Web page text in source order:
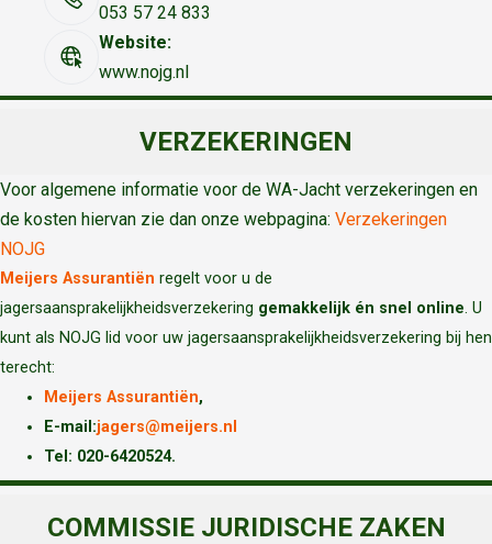
053 57 24 833
Website:
www.nojg.nl
VERZEKERINGEN
Voor algemene informatie voor de WA-Jacht verzekeringen en
de kosten hiervan zie dan onze webpagina: Verzekeringen
NOJG
Meijers Assurantiën regelt voor u de
jagersaansprakelijkheidsverzekering gemakkelijk én snel online. U
kunt als NOJG lid voor uw jagersaansprakelijkheidsverzekering bij hen
terecht:
Meijers Assurantiën,
E-mail:jagers@meijers.nl
Tel: 020-6420524.
COMMISSIE JURIDISCHE ZAKEN